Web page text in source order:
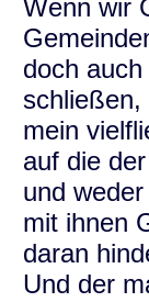
Wenn wir
doch
mein
auf die
und
mit ihnen
daran
Und der